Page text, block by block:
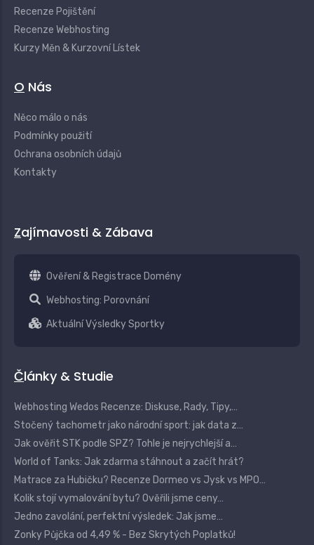
Recenze Pojištění
Recenze Webhosting
Kurzy Měn & Kurzovní Lístek
O Nás
Něco málo o nás
Podmínky použití
Ochrana osobních údajů
Kontakty
Zajímavosti & Zábava
Ověření & Registrace Domény
Webhosting: Porovnání
Aktuální Výsledky Sportky
Články & Studie
Webhosting Wedos Recenze: Diskuse, Rady, Tipy,…
Stočený tachometr jako národní sport: jak data z…
Jak ověřit STK podle SPZ? Tohle je nejrychlejší a…
World of Tanks: Jak zdarma stáhnout a začít hrát?
Matrace za Hubičku? Recenze Dormeo vs Jysk vs MPO…
Kolik stojí vymalování bytu? Ověřili jsme ceny…
Jedno zavolání, perfektní výsledek: Jak jsme…
Zonky Půjčka od 4,49 % - Bez Skrytých Poplatků!